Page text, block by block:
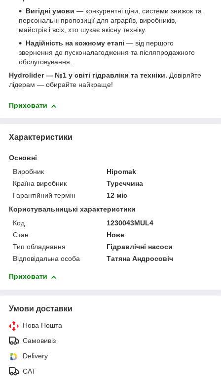
Вигідні умови — конкурентні ціни, системи знижок та
персональні пропозиції для аграріїв, виробників,
майстрів і всіх, хто шукає якісну техніку.
Надійність на кожному етапі — від першого
звернення до пусконалагодження та післяпродажного
обслуговування.
Hydrolider — №1 у світі гідравліки та техніки. Довіряйте
лідерам — обирайте найкраще!
Приховати
Характеристики
Основні
Виробник
Hipomak
Країна виробник
Туреччина
Гарантійний термін
12 міс
Користувальницькі характеристики
Код
1230043MUL4
Стан
Нове
Тип обладнання
Гідравлічні насоси
Відповідальна особа
Татяна Андросовіч
Приховати
Умови доставки
Нова Пошта
Самовивіз
Delivery
САТ